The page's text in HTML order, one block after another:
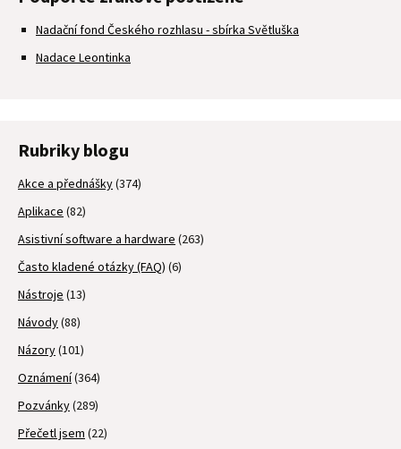
Nadační fond Českého rozhlasu - sbírka Světluška
Nadace Leontinka
Rubriky blogu
Akce a přednášky(374)
Aplikace (82)
Asistivní software a hardware (263)
Často kladené otázky (FAQ) (6)
Nástroje (13)
Návody(88)
Názory(101)
Oznámení(364)
Pozvánky(289)
Přečetl jsem (22)